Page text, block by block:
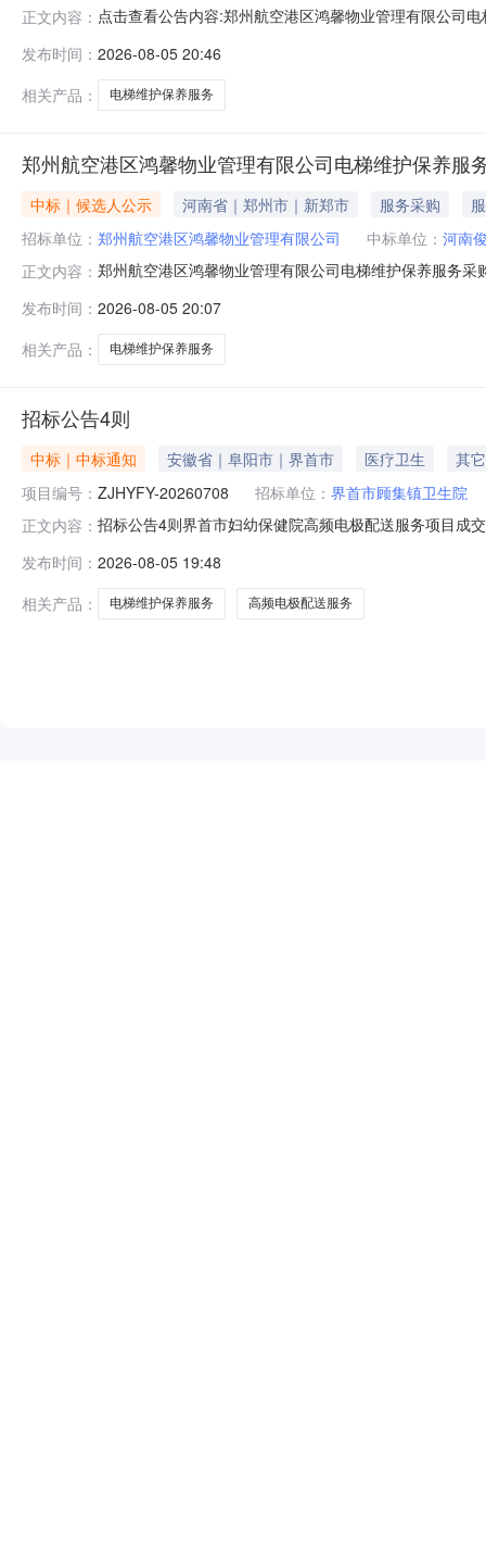
正文内容： 点击查看公告内容:郑州航空港区鸿馨物业管理有限公司
发布时间： 2026-08-05 20:46
相关产品：
电梯维护保养服务
郑州航空港区鸿馨物业管理有限公司电梯维护保养服
中标｜候选人公示 河南省｜郑州市｜新郑市 服务采购
招标单位： 郑州航空港区鸿馨物业管理有限公司 中标单位： 河南
正文内容： 郑州航空港区鸿馨物业管理有限公司电梯维护保养服务
标，现已完成评审，就本项目一标段发布成交候选人公
鸿公寓、豫康四标、豫康五六标、豫康
发布时间： 2026-08-05 20:07
相关产品：
电梯维护保养服务
招标公告4则
中标｜中标通知 安徽省｜阜阳市｜界首市 医疗卫生
其它
项目编号： ZJHYFY-20260708 招标单位： 界首市顾集镇卫生院
正文内容： 招标公告4则界首市妇幼保健院高频电极配送服务项目成
称：界首市妇幼保健院高频电极配送服务项目服务范围
完成与此相关的配套服
发布时间： 2026-08-05 19:48
相关产品：
电梯维护保养服务 高频电极配送服务